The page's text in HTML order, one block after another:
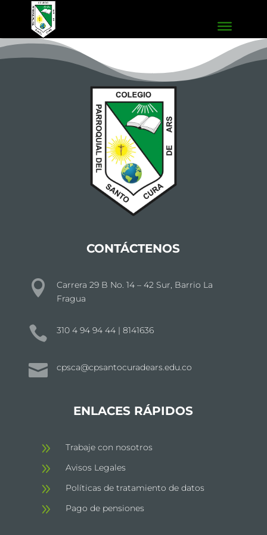
Convivencia
¡No hay eventos!
CONTÁCTENOS

Carrera 29 B No. 14 – 42 Sur, Barrio La
Fragua
 310 4 94 94 44 | 8141636
 cpsca@cpsantocuradears.edu.co
ENLACES RÁPIDOS
9 Trabaje con nosotros
9 Avisos Legales
9 Políticas de tratamiento de datos
9 Pago de pensiones